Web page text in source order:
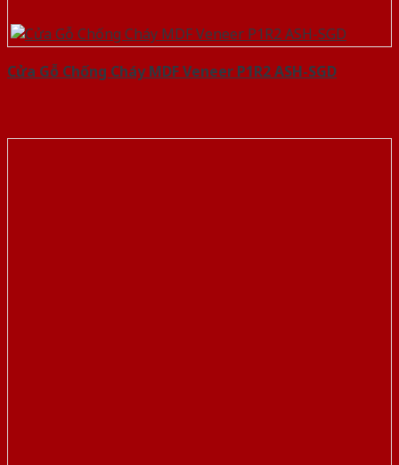
Cửa Gỗ Chống Cháy MDF Veneer P1R2 ASH-SGD